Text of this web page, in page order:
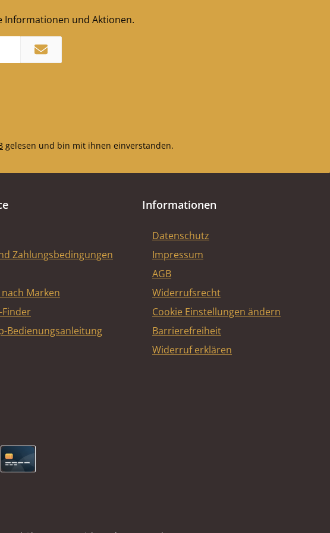
Informationen und Aktionen.
gelesen und bin mit ihnen einverstanden.
Zahlungsbedingungen
Marken
Finder
Bedienungsanleitung
Informationen
Datenschutz
Impressum
AGB
Widerrufsrecht
Cookie Einstellungen ändern
Barrierefreiheit
Widerruf erklären